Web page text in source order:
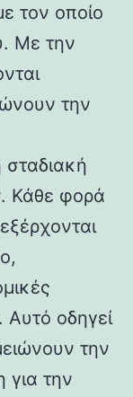
τον οποίο
Με την
την
Κάθε φορά
Αυτό οδηγεί
την
για την